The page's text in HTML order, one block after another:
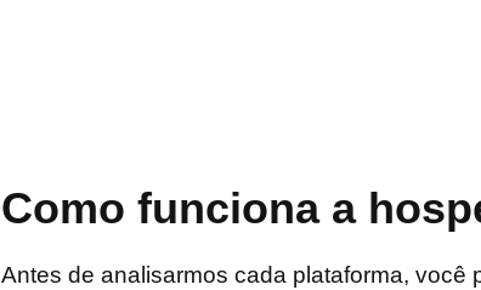
Como funciona a
Antes de analisarmos cada plataforma, você